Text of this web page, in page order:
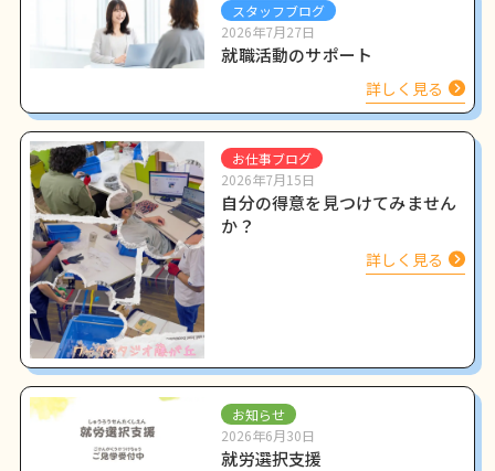
スタッフブログ
2026年7月27日
就職活動のサポート
詳しく見る
お仕事ブログ
2026年7月15日
自分の得意を見つけてみません
か？
詳しく見る
お知らせ
2026年6月30日
就労選択支援